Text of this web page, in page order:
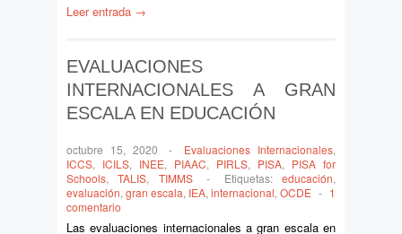
Leer entrada →
EVALUACIONES
INTERNACIONALES A GRAN
ESCALA EN EDUCACIÓN
octubre 15, 2020 - Evaluaciones Internacionales,
ICCS, ICILS, INEE, PIAAC, PIRLS, PISA, PISA for
Schools,TALIS, TIMMS - Etiquetas:educación,
evaluación, gran escala, IEA, internacional, OCDE - 1
comentario
Las evaluaciones internacionales a gran escala en